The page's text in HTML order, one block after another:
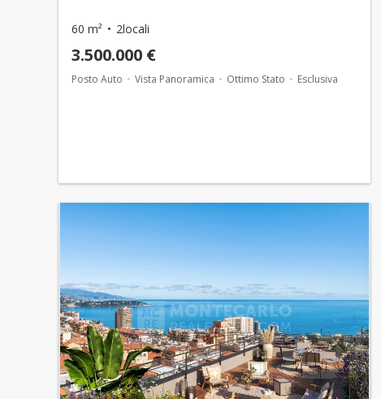
60 m² 2locali
3.500.000 €
Posto Auto Vista Panoramica Ottimo Stato Esclusiva